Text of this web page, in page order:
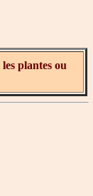
plantes ou